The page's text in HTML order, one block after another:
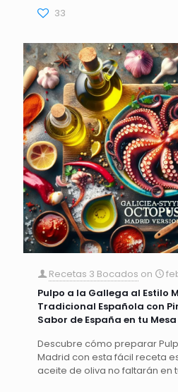
33
Recetas 3 Bocados on
Pulpo a la Gallega al Estilo
Tradicional Española con
Sabor de España en tu Mesa
Descubre cómo preparar
Madrid con esta fácil receta
aceite de oliva no faltarán en